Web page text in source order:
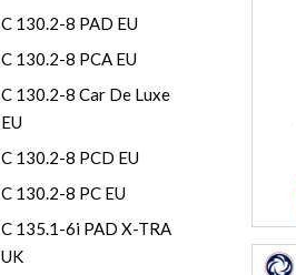
C 130.2-8 PAD EU
C 130.2-8 PCA EU
C 130.2-8 Car De Luxe
EU
C 130.2-8 PCD EU
C 130.2-8 PC EU
C 135.1-6i PAD X-TRA
UK